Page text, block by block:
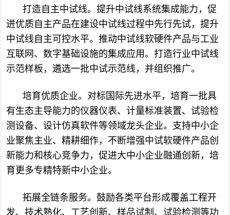
打造自主中试线。 提升中试线系统集成能力，促
进优质自主产品在建设中试线过程中先行先试，提升
中试线自主可控水平。推动中试线软硬件产品与工业
互联网、数字基础设施的集成应用。打造行业中试线
示范样板，遴选一批中试示范线，并组织推广。
培育优质企业。 对标国际先进水平，培育一批具
有生态主导能力的仪器仪表、计量标准装置、试验检
测设备、设计仿真软件等领域龙头企业。支持中小企
业聚焦主业、精耕细作，不断增强中试软硬件产品创
新能力和核心竞争力，促进大中小企业融通创新，培
育更多专精特新中小企业。
拓展全链条服务。 鼓励各类平台形成覆盖工程开
发、技术熟化、工艺创新、样品试制、试验检测等功